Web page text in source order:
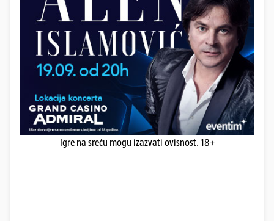
Igre na sreću mogu izazvati ovisnost. 18+